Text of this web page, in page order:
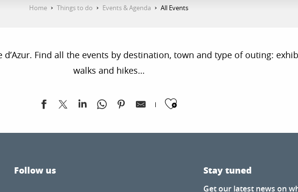
Home Things to do Events & Agenda All Events
d’Azur. Find all the events by destination, town and type of outing:
walks and hikes…
Ajouter aux
Follow us Stay tuned
Get our latest news on